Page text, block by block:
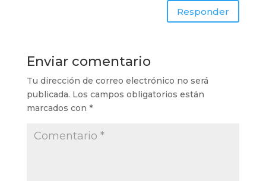
Responder
Enviar comentario
Tu dirección de correo electrónico no será
publicada. Los campos obligatorios están
marcados con *